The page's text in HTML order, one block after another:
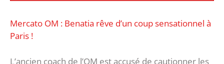
Mercato OM : Benatia rêve d’un coup sensationnel à
Paris !
L’ancien coach de l’OM est accusé de cautionner les